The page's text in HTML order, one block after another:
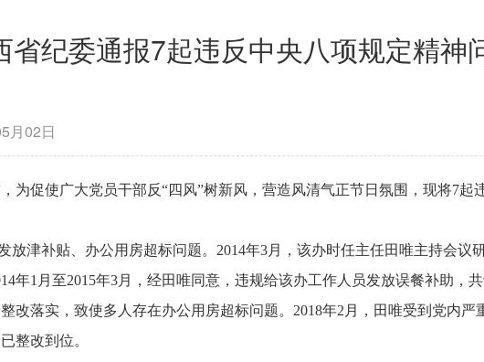
省纪委通报7起违反中央八项规定精神
月02日
为促使广大党员干部反“四风”树新风，营造风清气正节日氛围，现将7起
放津补贴、办公用房超标问题。2014年3月，该办时任主任田唯主持会议
年1月至2015年3月，经田唯同意，违规给该办工作人员发放误餐补助，
改落实，致使多人存在办公用房超标问题。2018年2月，田唯受到党内严
整改到位。